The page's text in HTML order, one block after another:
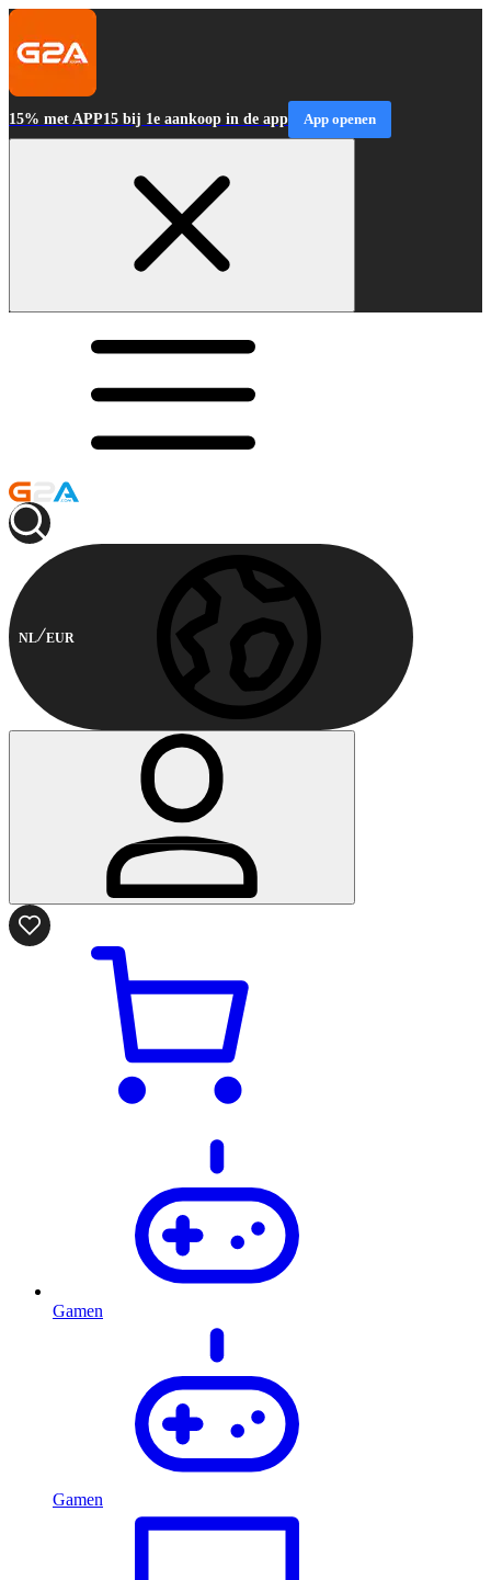
15% met APP15 bij 1e aankoop in de app App openen
NL EUR
Gamen
Gamen